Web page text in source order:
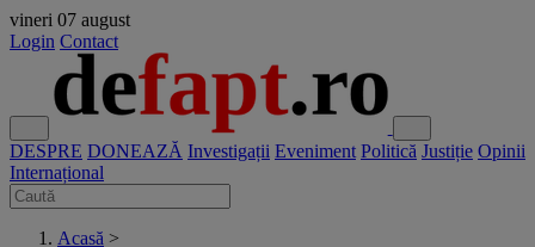
vineri 07 august
Login Contact
DESPRE DONEAZĂ Investigații Eveniment Politică Justiție Opinii
Internațional
Acasă >